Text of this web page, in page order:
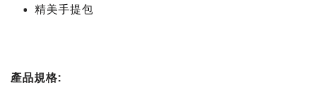
精美手提包
產品規格: